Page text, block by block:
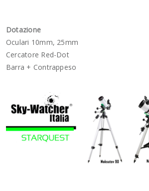
Dotazione
Oculari 10mm, 25mm
Cercatore Red-Dot
Barra + Contrappeso